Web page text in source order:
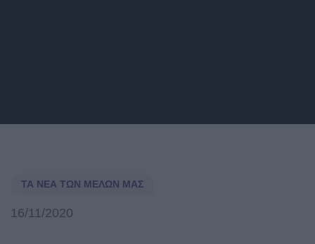
ΤΑ ΝΈΑ ΤΩΝ ΜΕΛΏΝ ΜΑΣ
16/11/2020